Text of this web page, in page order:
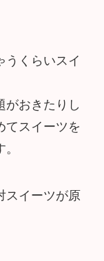
うくらいスイ
がおきたりし
てスイーツを
スイーツが原